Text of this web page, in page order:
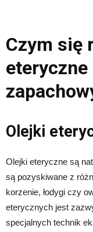
Czym się
Olejki
Olejki eteryczne są
są pozyskiwane z
korzenie, łodygi czy
eterycznych jest
specjalnych technik